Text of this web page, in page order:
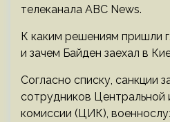
телеканала ABC News.
К каким решениям пришли
и зачем Байден заехал в
Согласно списку, санкции
сотрудников Центральной
комиссии (ЦИК),